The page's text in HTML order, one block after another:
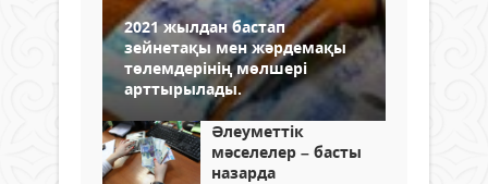
2021 жылдан бастап
зейнетақы мен жәрдемақы
төлемдерінің мөлшері
арттырылады.
Әлеуметтік
мәселелер – басты
назарда